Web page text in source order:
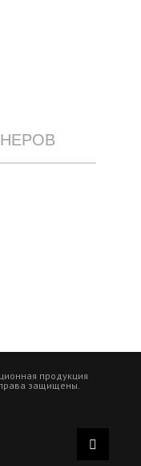
продукция
защищены.